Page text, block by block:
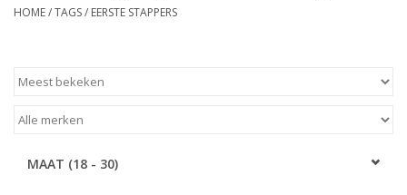
HELLO HOSSY petten
JEUNE PREMIER
SOFTSOLES
HOME/TAGS/ EERSTE STAPPERS
MAAT (18 - 30)